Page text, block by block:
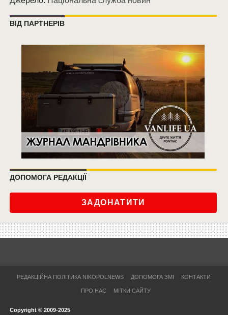
ВІД ПАРТНЕРІВ
ДОПОМОГА РЕДАКЦІЇ
ЗАДОНАТИТИ
РЕДАКЦІЙНА ПОЛІТИКА NIKOPOLNEWS ДОПОМОГА ЗМІ КОНТАКТИ
ПРО НАС МІТКИ САЙТУ
Copyright © 2009-2025